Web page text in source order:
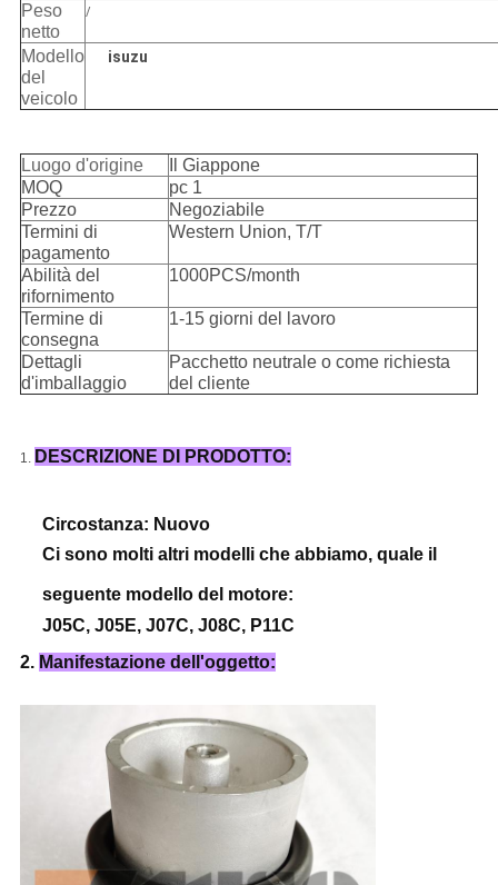
Peso
netto
/
Modello
del
veicolo
isuzu
Luogo d'origine
Il Giappone
MOQ
pc 1
Prezzo
Negoziabile
Termini di
pagamento
Western Union, T/T
Abilità del
rifornimento
1000PCS/month
Termine di
consegna
1-15 giorni del lavoro
Dettagli
d'imballaggio
Pacchetto neutrale o come richiesta
del cliente
1. DESCRIZIONE DI PRODOTTO:
Circostanza: Nuovo
Ci sono molti altri modelli che abbiamo, quale il
seguente modello del motore:
J05C, J05E, J07C, J08C, P11C
2. Manifestazione dell'oggetto: